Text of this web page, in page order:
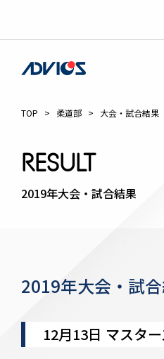
TOP > 柔道部 > 大会・試合結果
RESULT
2019年大会・試合結果
2019年大会・試
12月13日 マスタ